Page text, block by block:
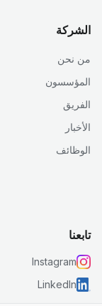
الشركة
من نحن
المؤسسون
الفريق
الأخبار
الوظائف
تابعنا
Instagram
LinkedIn